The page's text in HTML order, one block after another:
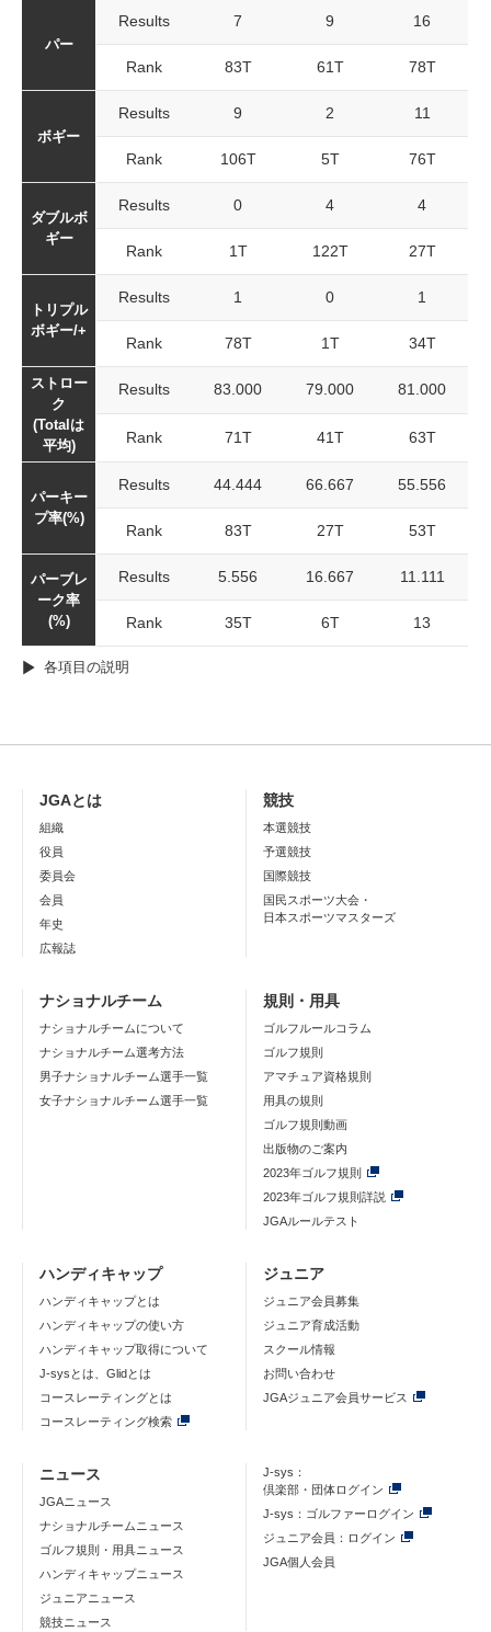
パー
Results 7 9 16
Rank 83T 61T 78T
ボギー
Results 9 2 11
Rank 106T 5T 76T
ダブルボ
ギー
Results 0 4 4
Rank 1T 122T 27T
トリプル
ボギー/+
Results 1 0 1
Rank 78T 1T 34T
ストロー
ク
(Totalは
平均)
Results 83.000 79.000 81.000
Rank 71T 41T 63T
パーキー
プ率(%)
Results 44.444 66.667 55.556
Rank 83T 27T 53T
パーブレ
ーク率
(%)
Results 5.556 16.667 11.111
Rank 35T 6T 13
各項目の説明
JGAとは
組織
役員
委員会
会員
年史
広報誌
競技
本選競技
予選競技
国際競技
国民スポーツ大会・
日本スポーツマスターズ
ナショナルチーム
ナショナルチームについて
ナショナルチーム選考方法
男子ナショナルチーム選手一覧
女子ナショナルチーム選手一覧
規則・用具
ゴルフルールコラム
ゴルフ規則
アマチュア資格規則
用具の規則
ゴルフ規則動画
出版物のご案内
2023年ゴルフ規則
2023年ゴルフ規則詳説
JGAルールテスト
ハンディキャップ
ハンディキャップとは
ハンディキャップの使い方
ハンディキャップ取得について
J-sysとは、Glidとは
コースレーティングとは
コースレーティング検索
ジュニア
ジュニア会員募集
ジュニア育成活動
スクール情報
お問い合わせ
JGAジュニア会員サービス
ニュース
JGAニュース
ナショナルチームニュース
ゴルフ規則・用具ニュース
ハンディキャップニュース
ジュニアニュース
競技ニュース
J-sys：
倶楽部・団体ログイン
J-sys：ゴルファーログイン
ジュニア会員：ログイン
JGA個人会員